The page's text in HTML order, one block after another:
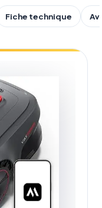
Fiche technique